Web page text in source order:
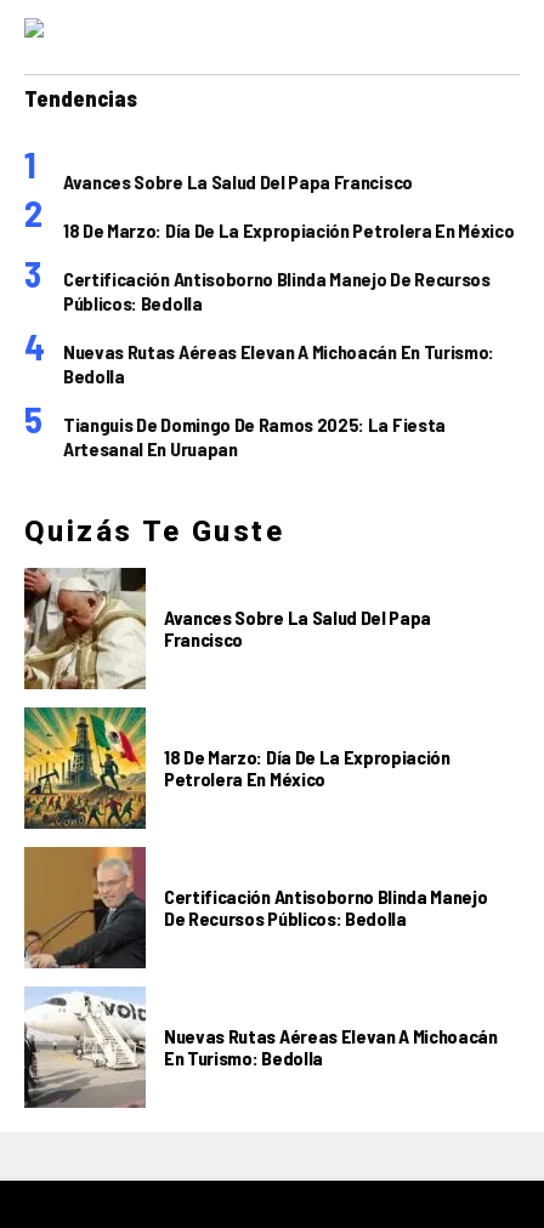
Tendencias
Avances Sobre La Salud Del Papa Francisco
18 De Marzo: Día De La Expropiación Petrolera En México
Certificación Antisoborno Blinda Manejo De Recursos
Públicos: Bedolla
Nuevas Rutas Aéreas Elevan A Michoacán En Turismo:
Bedolla
Tianguis De Domingo De Ramos 2025: La Fiesta
Artesanal En Uruapan
Quizás Te Guste
Avances Sobre La Salud Del Papa
Francisco
18 De Marzo: Día De La Expropiación
Petrolera En México
Certificación Antisoborno Blinda Manejo
De Recursos Públicos: Bedolla
Nuevas Rutas Aéreas Elevan A Michoacán
En Turismo: Bedolla